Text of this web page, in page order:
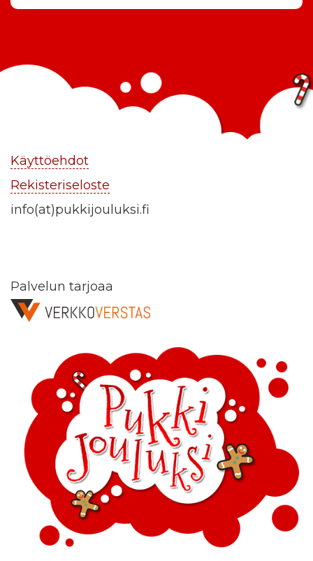
Käyttöehdot
Rekisteriseloste
info(at)pukkijouluksi.fi
Palvelun tarjoaa